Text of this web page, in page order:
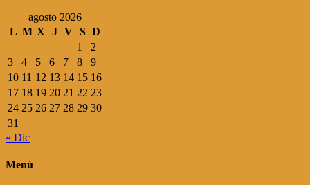
agosto 2026
L M X J V S D
1
2
3
4 5 6 7 8
9
10 11 12 13 14 15 16
17 18 19 20 21 22 23
24 25 26 27 28 29 30
31
« Dic
Menú